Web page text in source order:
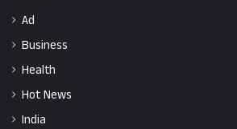
Ad
Business
Health
Hot News
India